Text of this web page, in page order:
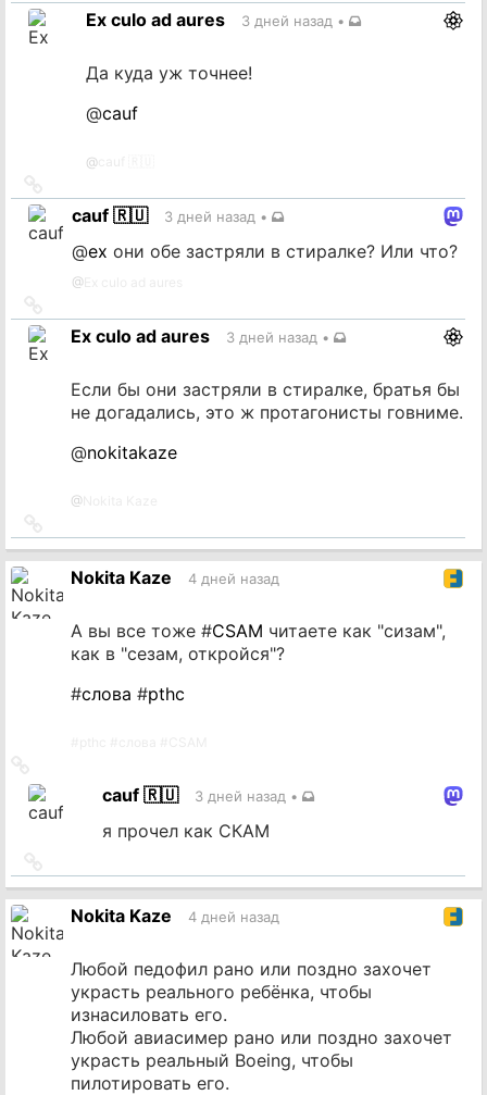
на
источникEx culo ad aures 3 дней назад •
Да куда уж точнее!
@cauf
@
на
источник
cauf 🇷🇺 3 дней назад •
@ex они обе застряли в стиралке? Или что?
@
на
источник
Ex culo ad aures 3 дней назад •
Если бы они застряли в стиралке, братья бы
не догадались, это ж протагонисты говниме.
@nokitakaze
@
на
источник
Nokita Kaze 4 дней назад
А вы все тоже #CSAM читаете как "сизам",
как в "сезам, откройся"?
#слова #pthc
на
источник
cauf 🇷🇺 3 дней назад •
я прочел как СКАМ
на
источник
Nokita Kaze 4 дней назад
Любой педофил рано или поздно захочет
украсть реального ребёнка, чтобы
изнасиловать его.
Любой авиасимер рано или поздно захочет
украсть реальный Boeing, чтобы
пилотировать его.